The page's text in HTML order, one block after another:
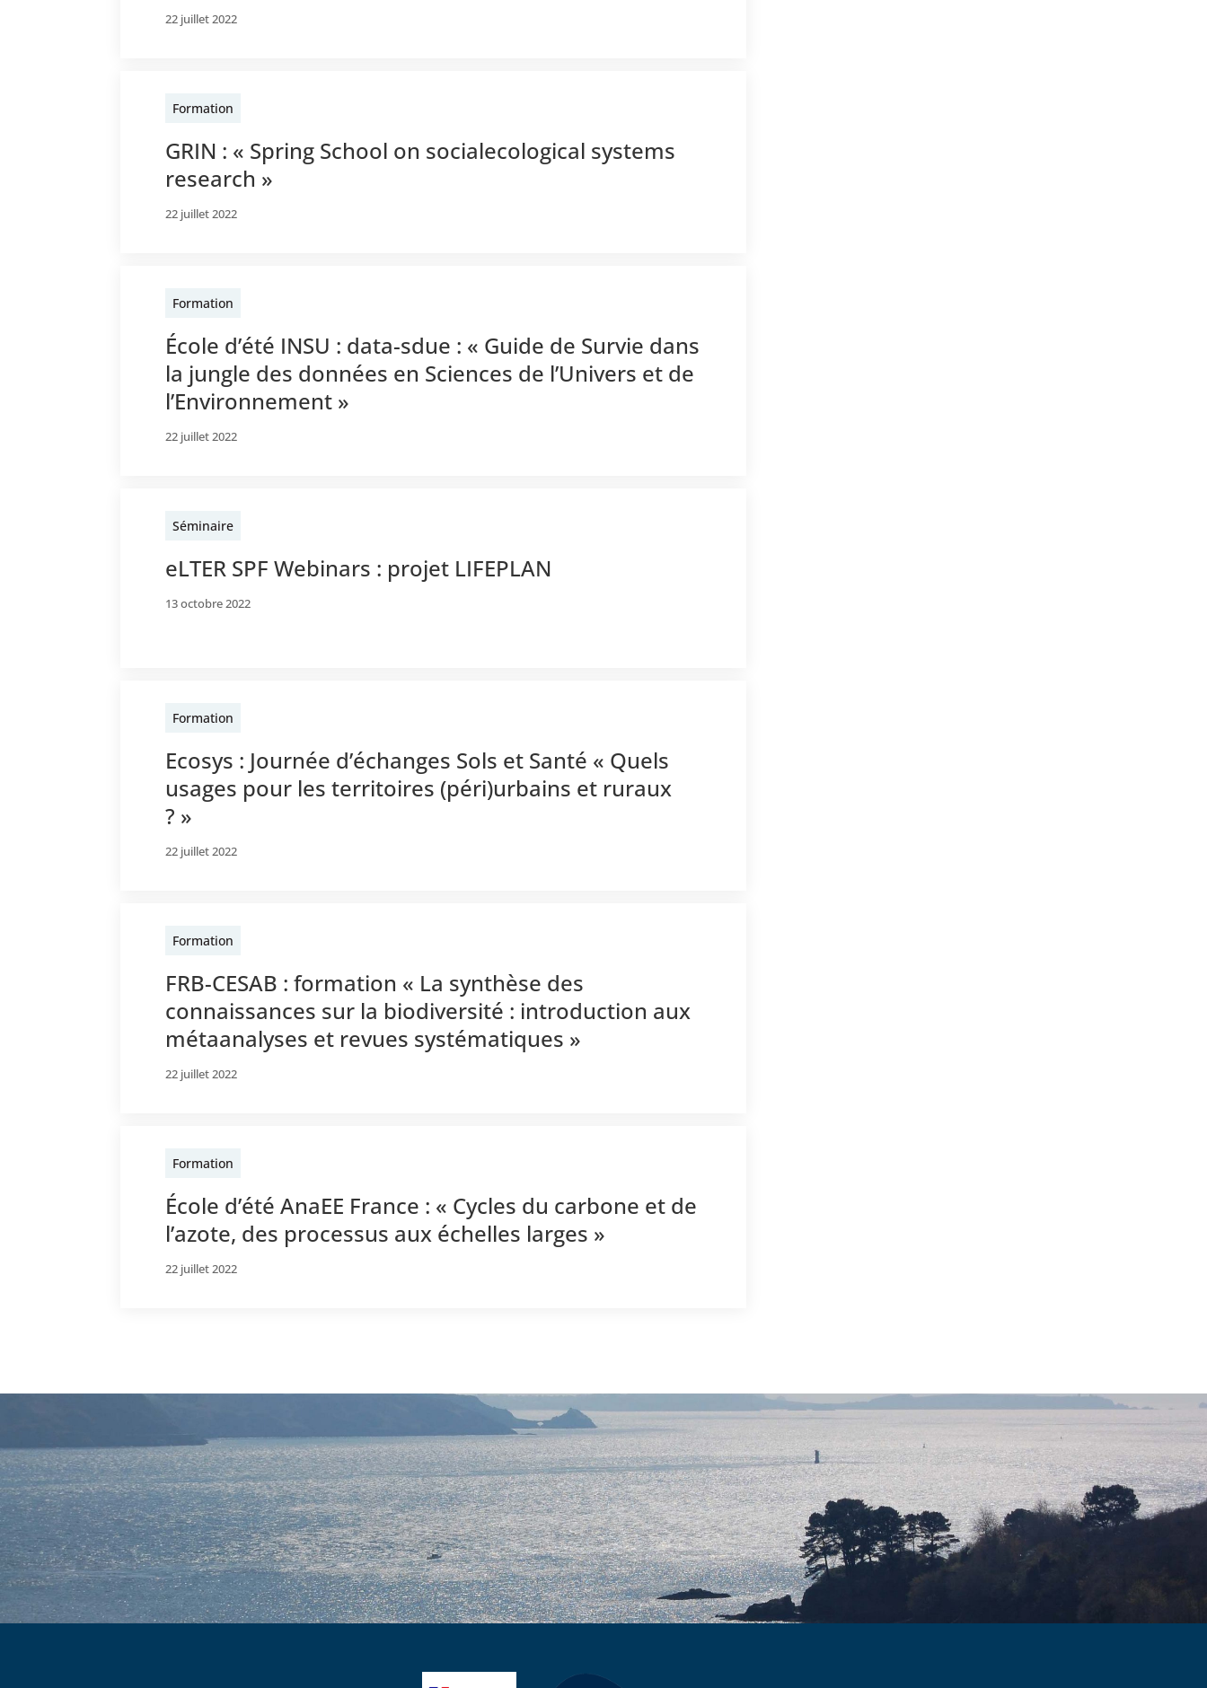
22 juillet 2022
Formation
GRIN : « Spring School on socialecological systems
research »
22 juillet 2022
Formation
École d’été INSU : data-sdue : « Guide de Survie dans
la jungle des données en Sciences de l’Univers et de
l’Environnement »
22 juillet 2022
Séminaire
eLTER SPF Webinars : projet LIFEPLAN
13 octobre 2022
Formation
Ecosys : Journée d’échanges Sols et Santé « Quels
usages pour les territoires (péri)urbains et ruraux
? »
22 juillet 2022
Formation
FRB-CESAB : formation « La synthèse des
connaissances sur la biodiversité : introduction aux
métaanalyses et revues systématiques »
22 juillet 2022
Formation
École d’été AnaEE France : « Cycles du carbone et de
l’azote, des processus aux échelles larges »
22 juillet 2022